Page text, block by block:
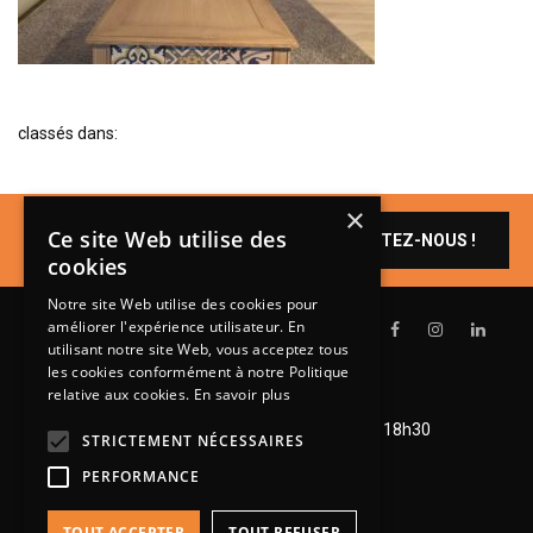
BIBLIOTHÈQUE
TABLE BASSE
TABLES
BAHUT
CONVERTIBLE
LITS RELEVABLES
CADRES DE LIT
classés dans:
Un produit vous
intéresse ?
CONTACTEZ-NOUS !
Lundi de 14h à 18h30
Mardi à vendredi de 9h à 12h et de 14h à 18h30
×
Ce site Web utilise des
cookies
Notre site Web utilise des cookies pour
améliorer l'expérience utilisateur. En
utilisant notre site Web, vous acceptez tous
les cookies conformément à notre Politique
relative aux cookies. En savoir plus
STRICTEMENT NÉCESSAIRES
PERFORMANCE